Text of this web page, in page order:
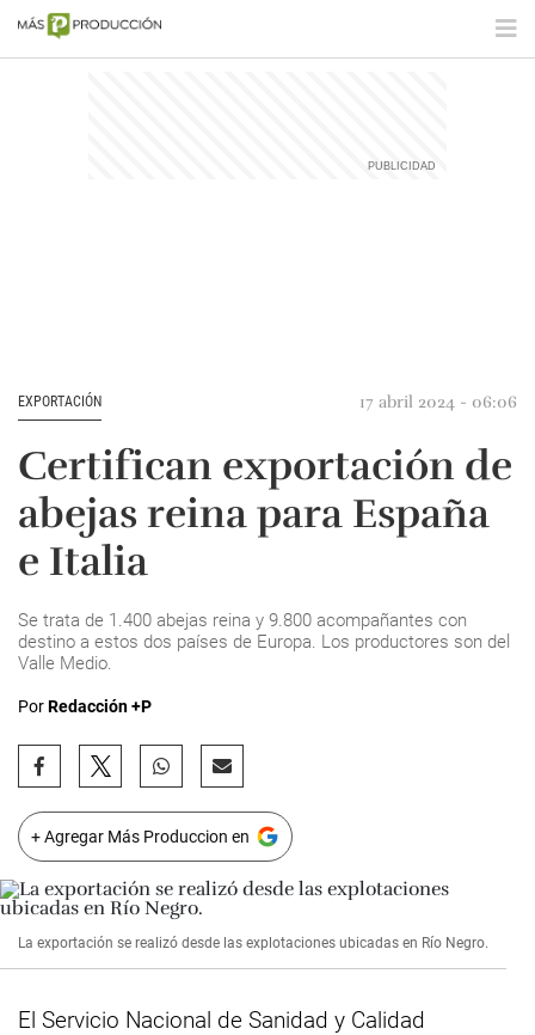
EXPORTACIÓN 17 abril 2024 - 06:06
Certifican exportación de
abejas reina para España
e Italia
Se trata de 1.400 abejas reina y 9.800 acompañantes con
destino a estos dos países de Europa. Los productores son del
Valle Medio.
PorRedacción +P
+ Agregar Más Produccion en
La exportación se realizó desde las explotaciones ubicadas en Río Negro.
El Servicio Nacional de Sanidad y Calidad